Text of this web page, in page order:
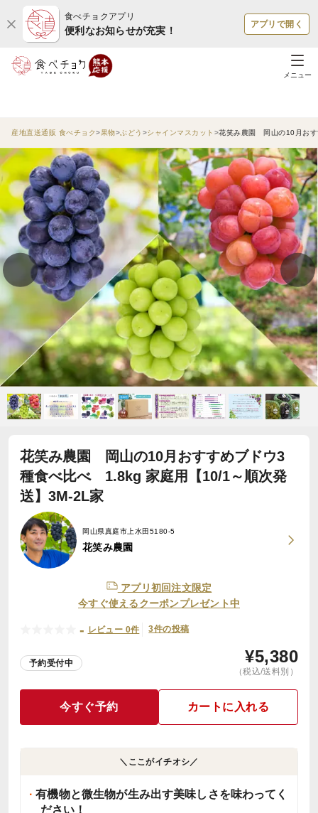
食べチョクアプリ
便利なお知らせが充実！
アプリで開く
メニュー
産地直送通販 食べチョク 果物 ぶどう シャインマスカット 花笑み農園 岡山の10月お
花笑み農園 岡山の10月おすすめブドウ3
種食べ比べ 1.8kg 家庭用【10/1～順次発
送】3M-2L家
岡山県真庭市上水田5180-5
花笑み農園
アプリ初回注文限定
今すぐ使えるクーポンプレゼント中
- レビュー 0件 3件の投稿
予約受付中 ¥5,380
（税込/送料別）
今すぐ予約 カートに入れる
＼ここがイチオシ／
有機物と微生物が生み出す美味しさを味わってく
ださい！